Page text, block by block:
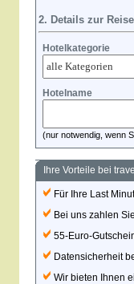
2. Details zur
Hotelkategorie
Hotelname
(nur notwendig, wenn
Ihre Vorteile bei
Für Ihre Last
Bei uns zahlen
55-Euro-
Datensicherheit
Wir bieten Ihnen